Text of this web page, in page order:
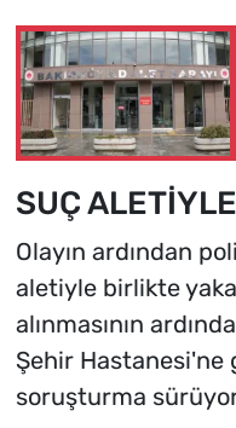
SUÇ
Olayın ardından
aletiyle birlikte
alınmasının
Şehir
soruşturma